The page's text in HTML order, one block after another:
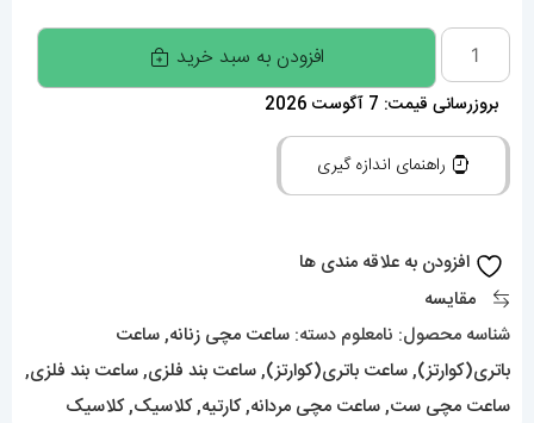
ساعت
ست
کارتیه
بالن
بلو
استیل
نقره
ای
01914
Cartier
افزودن به سبد خرید
بروزرسانی قیمت: 7 آگوست 2026
راهنمای اندازه گیری
افزودن به علاقه مندی ها
مقایسه
شناسه محصول: نامعلوم دسته: ساعت مچی زنانه,ساعت
باتری(کوارتز),ساعت باتری(کوارتز),ساعت بند فلزی,ساعت بند فلزی,
ساعت مچی ست,ساعت مچی مردانه,کارتیه,کلاسیک,کلاسیک